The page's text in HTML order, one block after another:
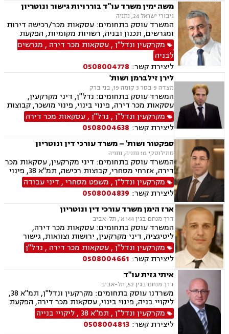
משה ימין משרד עו"ד בוררויות גישור ונוטריון
גיבורי ישראל 24, נתניה
המשרד עוסק בתחומים: עסקאות מכר/רכישה דירות
ומגרשים, תכנון ובניה, רשויות מקומיות, הפקעת
קרקעות, פינוי בינוי, תמא 38, ליקויי בניה, עתירות
מנהליות, בג"ץ, ירושות וצוואות, יפוי כח מתמשך,
גישורים
מקרקעין ונדל"ן,עסקאות מכר דירה , מגרשים
לבניה
ליצירת קשר: 0508004778
לירן זילברמן ושות'
מצדה 9 בסר 3 קומה 19, בני ברק
המשרד עוסק בתחומים: נדל"ן, דיני מקרקעין,
עסקאות מכר דירה, פינוי בינוי, פינוי מושכר, קבוצות
רכישה, תמ"א 38, תכנון ובניה, מגרשים חקלאיים,
מגרשים לבניה, חוזים ומסחר ובוררים.
מקרקעין ונדל"ן, נדל"ן,עסקאות מכר דירה
ליצירת קשר: 0508004638
ספקטור ושות' – משרד עורכי דין ונוטריון
סמילנסקי 10 נתניה, נתניה
המשרד עוסק בתחומים: דיני מקרקעין, עסקאות מכר
דירה, אזרחי מסחרי, קבוצות רכישה, תמ"א 38, פינוי
בינוי, פינוי מושכר, נדל"ן, מיסוי נדל"ן, ליטיגציה,
גישור ובוררויות, דיור מוגן, דיירות מוגנת , דיני
חוזים, דיני עבודה, דיני תאגידים, זכויות נשים
בהריון, ליווי עסקי
מקרקעין ונדל"ן, משפט מסחרי, דיני עבודה
ליצירת קשר: 0508004839
ארז הימן משרד עורכי דין ונוטריון
דרך מנחם בגין 144 א', תל-אביב
המשרד עוסק בתחומים: עסקאות מכר דירה,
ליטיגציה, דיני מקרקעין, ירושות וצוואות, גישור
ובוררויות, נדל"ן, מיסוי נדל"ן, נוטריון, ערבויות
ושטרות , תמ"א 38, ליקויי בנייה, בנקים, סדר דין
אזרחי וראיות, דיני חוזים, הסכמי ממון, קבוצות
רכישה, פינוי מושכר, ייפוי כח מתמשך
מקרקעין ונדל"ן,עסקאות מכר דירה , נדל"ן
ליצירת קשר: 0508004661
איתי גזית עו"ד
דרך מנחם בגין 52, תל-אביב
משרדנו עוסק בתחומים: מקרקעין ונדל"ן, תמ"א 38,
ליקויי בניה, פינוי בינוי, עסקאות מכר דירה, הפקעת
קרקעות, הוצאה לפועל, פשיטת רגל, מחיקת חובות
והסדרי חובות, סדר דין אזרחי, משפט מסחרי,
ירושות וצוואת, ייפוי כוח מתמשך, דיני משפה.
מקרקעין ונדל"ן, תמ"א 38 ,ליקויי בנייה
ליצירת קשר: 0508004813